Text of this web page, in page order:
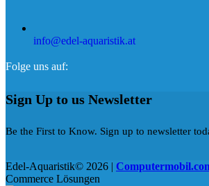
info@edel-aquaristik.at
Folge uns auf:
Sign Up to us Newsletter
Be the First to Know. Sign up to newsletter
Edel-Aquaristik© 2026 |
Commerce Lösungen